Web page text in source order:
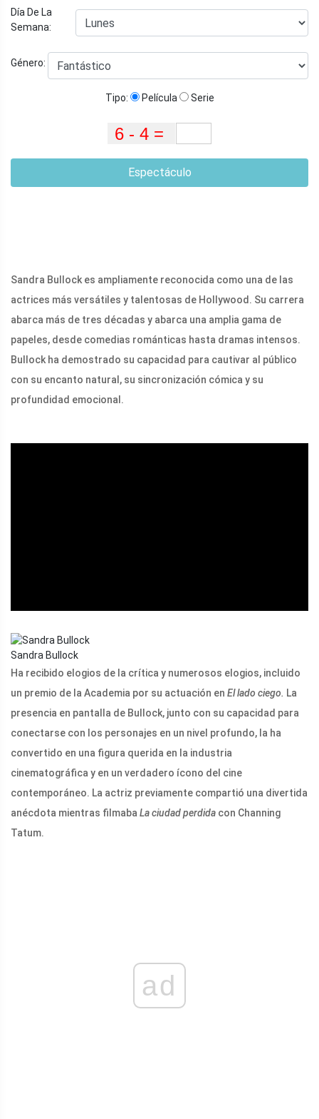
Día De La
Semana:
Género:
Tipo: Película Serie
Espectáculo
Sandra Bullock es ampliamente reconocida como una de las
actrices más versátiles y talentosas de Hollywood. Su carrera
abarca más de tres décadas y abarca una amplia gama de
papeles, desde comedias románticas hasta dramas intensos.
Bullock ha demostrado su capacidad para cautivar al público
con su encanto natural, su sincronización cómica y su
profundidad emocional.
Sandra Bullock
Ha recibido elogios de la crítica y numerosos elogios, incluido
un premio de la Academia por su actuación en El lado ciego. La
presencia en pantalla de Bullock, junto con su capacidad para
conectarse con los personajes en un nivel profundo, la ha
convertido en una figura querida en la industria
cinematográfica y en un verdadero ícono del cine
contemporáneo. La actriz previamente compartió una divertida
anécdota mientras filmaba La ciudad perdida con Channing
Tatum.
ad